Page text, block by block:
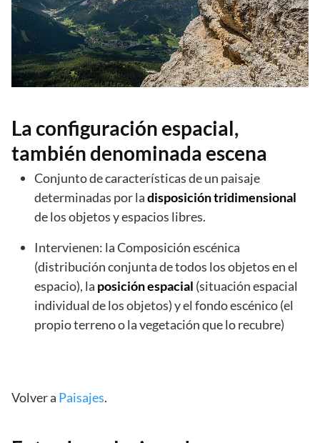
La configuración espacial,
también denominada escena
Conjunto de características de un paisaje
determinadas por ladisposición tridimensional
de los objetos y espacios libres.
Intervienen: la Composición escénica
(distribución conjunta de todos los objetos en el
espacio), la posición espacial (situación espacial
individual de los objetos) y el fondo escénico (el
propio terreno o la vegetación que lo recubre)
Volver a Paisajes.